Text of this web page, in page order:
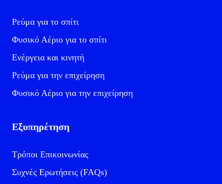
Ρεύμα για το σπίτι
Φυσικό Αέριο για το σπίτι
Ενέργεια και κινητή
Ρεύμα για την επιχείρηση
Φυσικό Αέριο για την επιχείρηση
Εξυπηρέτηση
Τρόποι Επικοινωνίας
Συχνές Ερωτήσεις (FAQs)